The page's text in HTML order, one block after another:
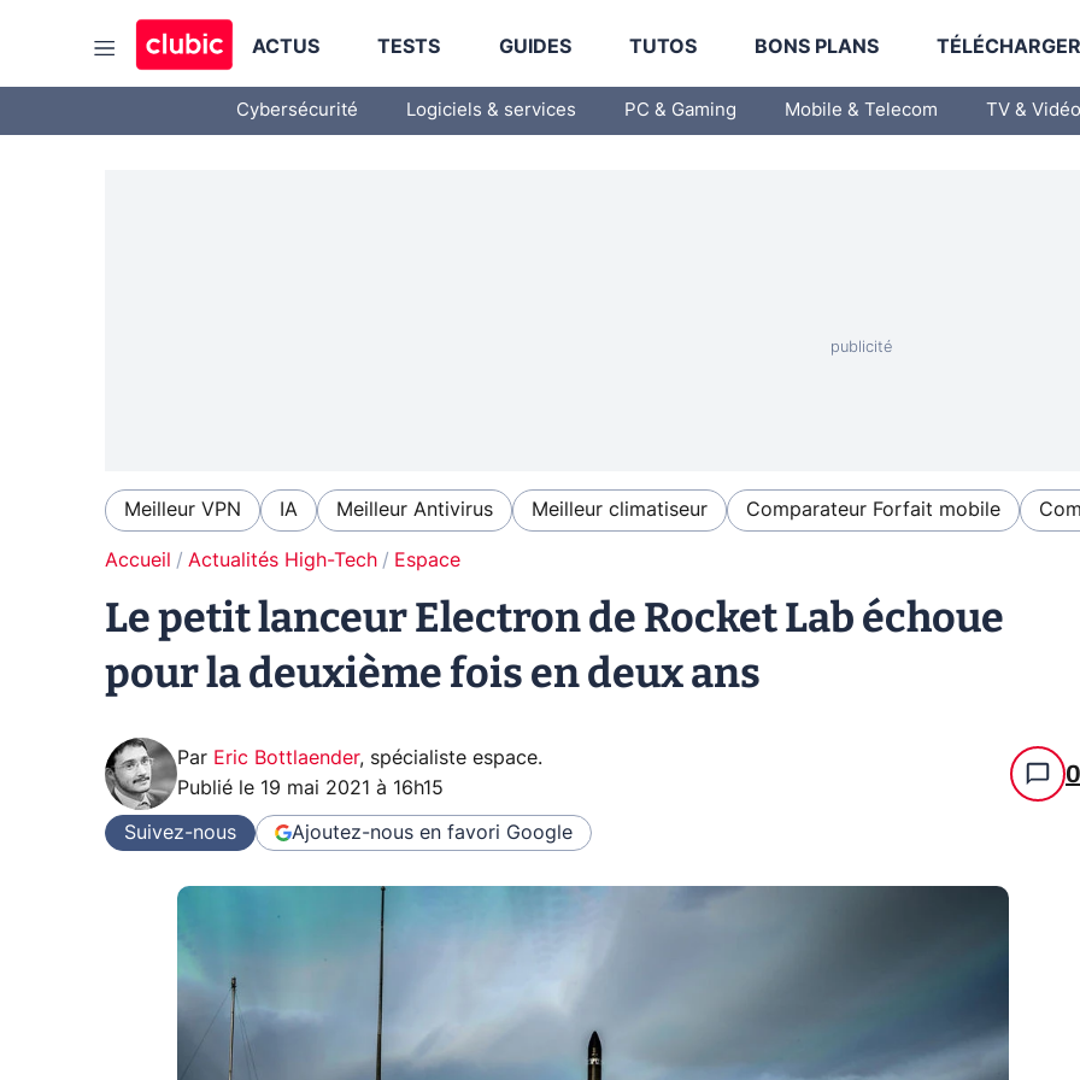
ACTUS TESTS GUIDES TUTOS BONS PLANS
Cybersécurité Logiciels & services PC & Gaming Mobile & Telecom TV & Vidéo
Meilleur VPN IA Meilleur Antivirus Meilleur climatiseur Comparateur Forfait mobile
Accueil Actualités High-Tech Espace
Le petit lanceur Electron de Rocket Lab échoue
pour la deuxième fois en deux ans
Par Eric Bottlaender, spécialiste espace.
Publié le 19 mai 2021 à 16h15 0
Suivez-nous Ajoutez-nous en favori Google